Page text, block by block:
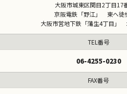
大阪市城東区関目2丁目17
京阪電鉄「野江」 東へ徒
大阪市営地下鉄「蒲生4丁目」
TEL番号
06-4255-0230
FAX番号